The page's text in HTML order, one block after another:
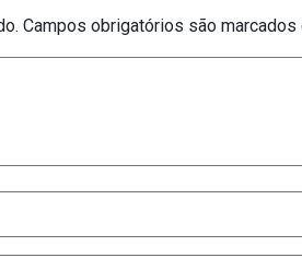
Campos obrigatórios são marcados